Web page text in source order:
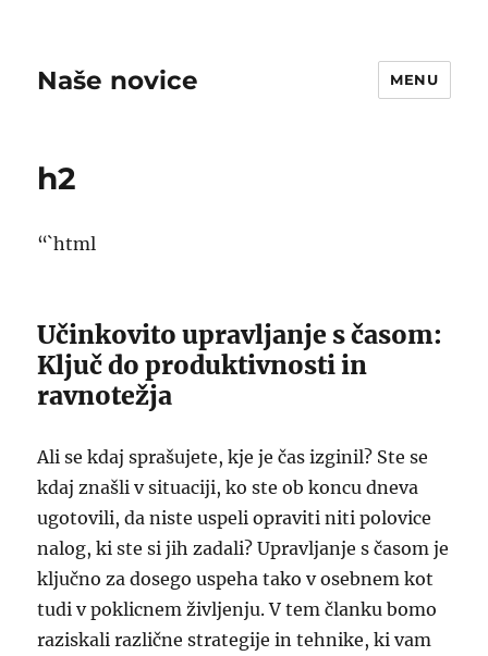
Naše novice MENU
h2
“`html
Učinkovito upravljanje s časom:
Ključ do produktivnosti in
ravnotežja
Ali se kdaj sprašujete, kje je čas izginil? Ste se
kdaj znašli v situaciji, ko ste ob koncu dneva
ugotovili, da niste uspeli opraviti niti polovice
nalog, ki ste si jih zadali? Upravljanje s časom je
ključno za dosego uspeha tako v osebnem kot
tudi v poklicnem življenju. V tem članku bomo
raziskali različne strategije in tehnike, ki vam